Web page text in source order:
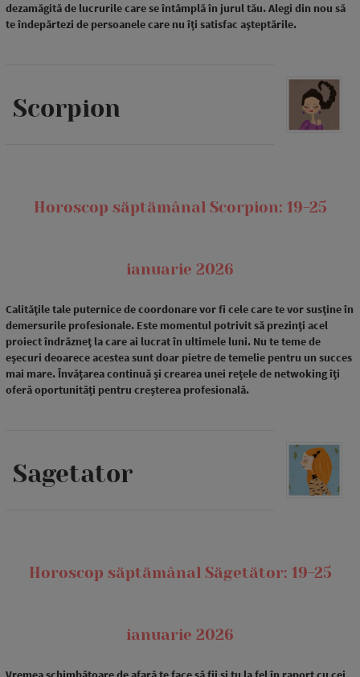
dezamăgită de lucrurile care se întâmplă în jurul tău. Alegi din nou să
te îndepărtezi de persoanele care nu îți satisfac așteptările.
Scorpion
Horoscop săptămânal Scorpion: 19-25
ianuarie 2026
Calitățile tale puternice de coordonare vor fi cele care te vor susține în
demersurile profesionale. Este momentul potrivit să prezinți acel
proiect îndrăzneț la care ai lucrat în ultimele luni. Nu te teme de
eșecuri deoarece acestea sunt doar pietre de temelie pentru un succes
mai mare. Învățarea continuă și crearea unei rețele de netwoking îți
oferă oportunități pentru creșterea profesională.
Sagetator
Horoscop săptămânal Săgetător: 19-25
ianuarie 2026